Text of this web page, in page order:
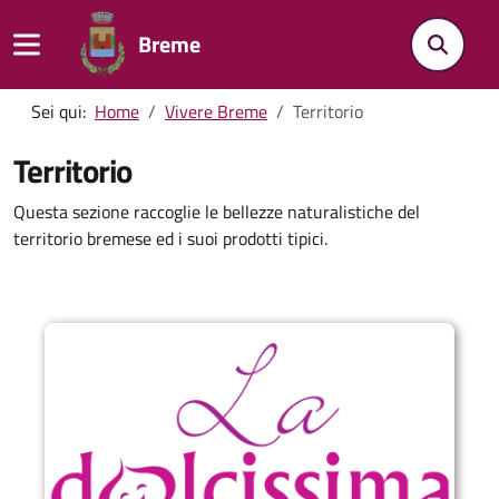
Breme
Sei qui: Home Vivere Breme Territorio
Territorio
Questa sezione raccoglie le bellezze naturalistiche del
territorio bremese ed i suoi prodotti tipici.